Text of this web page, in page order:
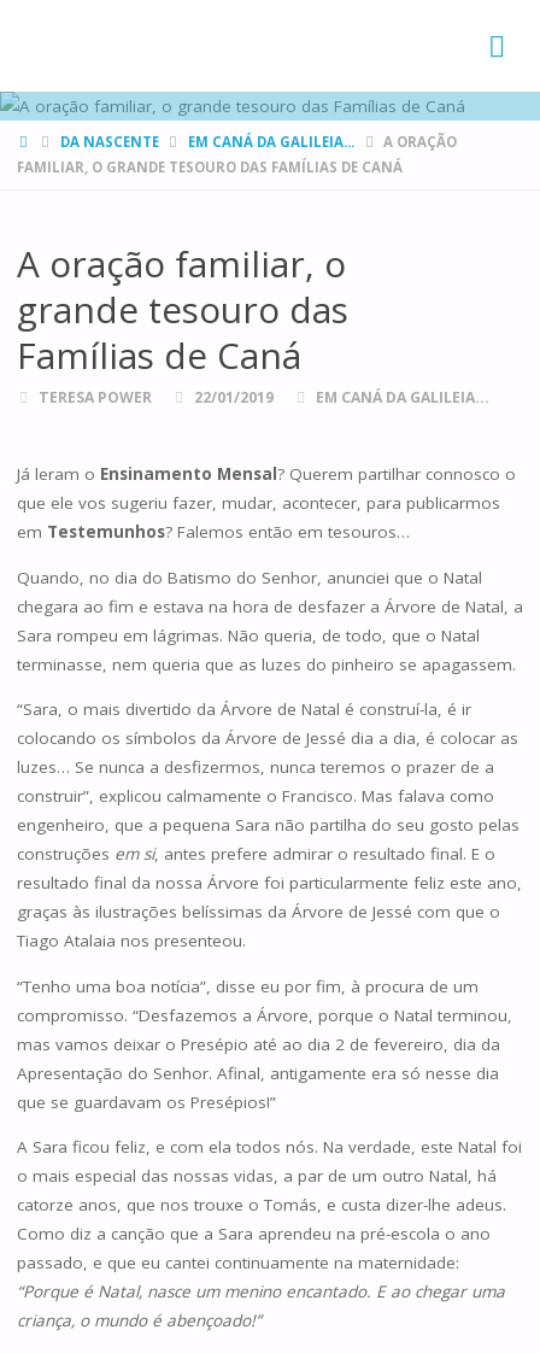
HOMEDA NASCENTE EM CANÁ DA GALILEIA...
A ORAÇÃO
FAMILIAR, O GRANDE TESOURO DAS FAMÍLIAS DE CANÁ
A oração familiar, o
grande tesouro das
Famílias de Caná
TERESA POWER 22/01/2019 EM CANÁ DA GALILEIA...
Já leram o Ensinamento Mensal ? Querem partilhar connosco o
que ele vos sugeriu fazer, mudar, acontecer, para publicarmos
em Testemunhos? Falemos então em tesouros…
Quando, no dia do Batismo do Senhor, anunciei que o Natal
chegara ao fim e estava na hora de desfazer a Árvore de Natal, a
Sara rompeu em lágrimas. Não queria, de todo, que o Natal
terminasse, nem queria que as luzes do pinheiro se apagassem.
“Sara, o mais divertido da Árvore de Natal é construí-la, é ir
colocando os símbolos da Árvore de Jessé dia a dia, é colocar as
luzes… Se nunca a desfizermos, nunca teremos o prazer de a
construir”, explicou calmamente o Francisco. Mas falava como
engenheiro, que a pequena Sara não partilha do seu gosto pelas
construções em si, antes prefere admirar o resultado final. E o
resultado final da nossa Árvore foi particularmente feliz este ano,
graças às ilustrações belíssimas da Árvore de Jessé com que o
Tiago Atalaia nos presenteou.
“Tenho uma boa notícia”, disse eu por fim, à procura de um
compromisso. “Desfazemos a Árvore, porque o Natal terminou,
mas vamos deixar o Presépio até ao dia 2 de fevereiro, dia da
Apresentação do Senhor. Afinal, antigamente era só nesse dia
que se guardavam os Presépios!”
A Sara ficou feliz, e com ela todos nós. Na verdade, este Natal foi
o mais especial das nossas vidas, a par de um outro Natal, há
catorze anos, que nos trouxe o Tomás, e custa dizer-lhe adeus.
Como diz a canção que a Sara aprendeu na pré-escola o ano
passado, e que eu cantei continuamente na maternidade:
“Porque é Natal, nasce um menino encantado. E ao chegar uma
criança, o mundo é abençoado!”